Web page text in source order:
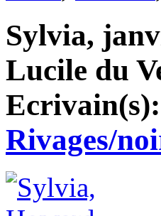
Sylvia,
Lucile du
Ecrivain(s):
Rivages/